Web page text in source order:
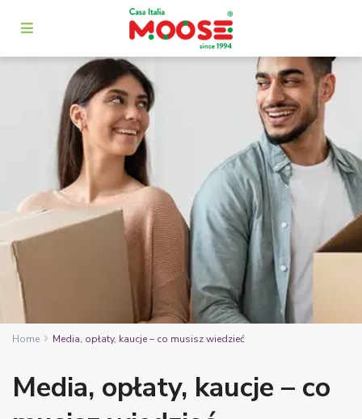
Home Media, opłaty, kaucje – co musisz wiedzieć
Media, opłaty, kaucje – co